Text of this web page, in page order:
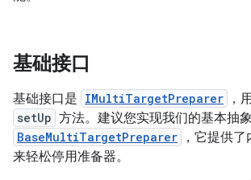
基础接口
基础接口是 IMultiTargetPreparer ，
setUp 方法。建议您实现我们的基本抽
BaseMultiTargetPreparer
，它提供
来轻松停用准备器。